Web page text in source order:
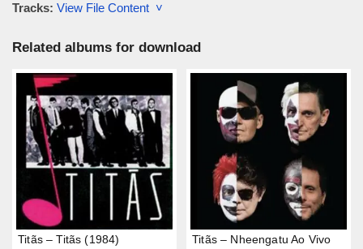
Tracks: View File Content ˅
Related albums for download
Titãs – Titãs (1984)
Titãs – Nheengatu Ao Vivo